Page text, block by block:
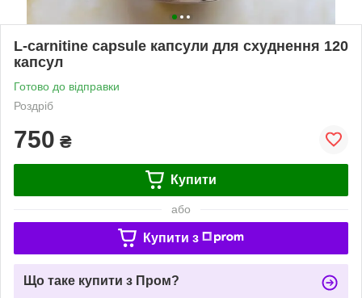
L-carnitine capsule капсули для схуднення 120
капсул
Готово до відправки
Роздріб
750 ₴
Купити
або
Купити з
Що таке купити з Пром?